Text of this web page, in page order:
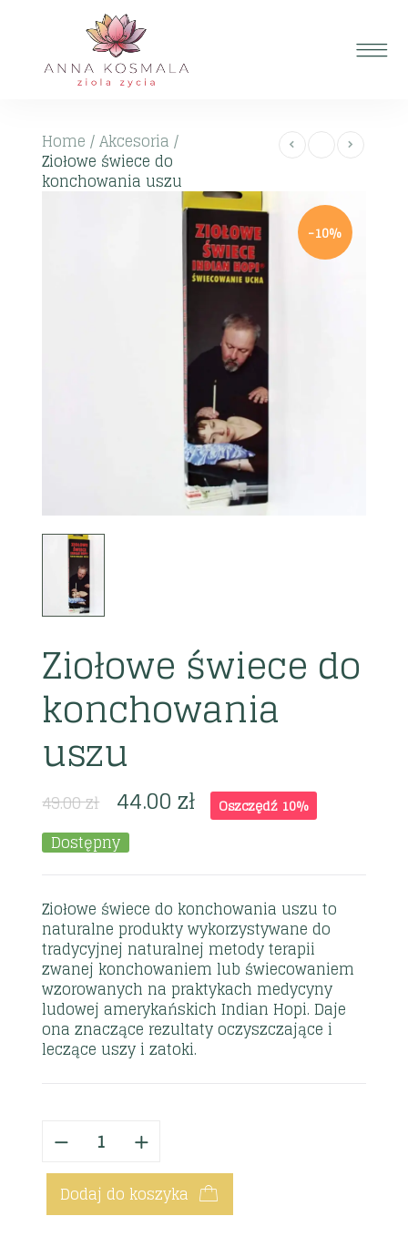
Home /Akcesoria /
Ziołowe świece do
konchowania uszu
-10%
Ziołowe świece do
konchowania
uszu
49.00zł 44.00zł Oszczędź 10%
Dostępny
Ziołowe świece do konchowania uszu to
naturalne produkty wykorzystywane do
tradycyjnej naturalnej metody terapii
zwanej konchowaniem lub świecowaniem
wzorowanych na praktykach medycyny
ludowej amerykańskich Indian Hopi. Daje
ona znaczące rezultaty oczyszczające i
leczące uszy i zatoki.
Dodaj do koszyka